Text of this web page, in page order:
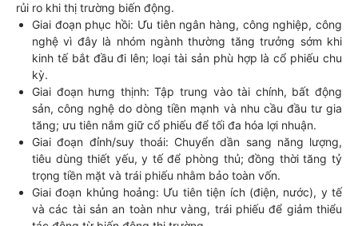
rủi ro khi thị trường biến động.
Giai đoạn phục hồi: Ưu tiên ngân hàng, công nghiệp, công
nghệ vì đây là nhóm ngành thường tăng trưởng sớm khi
kinh tế bắt đầu đi lên; loại tài sản phù hợp là cổ phiếu chu
kỳ.
Giai đoạn hưng thịnh: Tập trung vào tài chính, bất động
sản, công nghệ do dòng tiền mạnh và nhu cầu đầu tư gia
tăng; ưu tiên nắm giữ cổ phiếu để tối đa hóa lợi nhuận.
Giai đoạn đỉnh/suy thoái: Chuyển dần sang năng lượng,
tiêu dùng thiết yếu, y tế để phòng thủ; đồng thời tăng tỷ
trọng tiền mặt và trái phiếu nhằm bảo toàn vốn.
Giai đoạn khủng hoảng: Ưu tiên tiện ích (điện, nước), y tế
và các tài sản an toàn như vàng, trái phiếu để giảm thiểu